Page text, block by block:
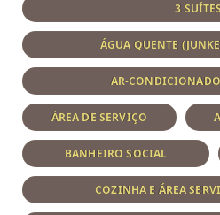
3
ÁGUA QUENTE
AR-
ÁREA DE SERVIÇO
BANHEIRO SOCIAL
COZINHA E ÁREA